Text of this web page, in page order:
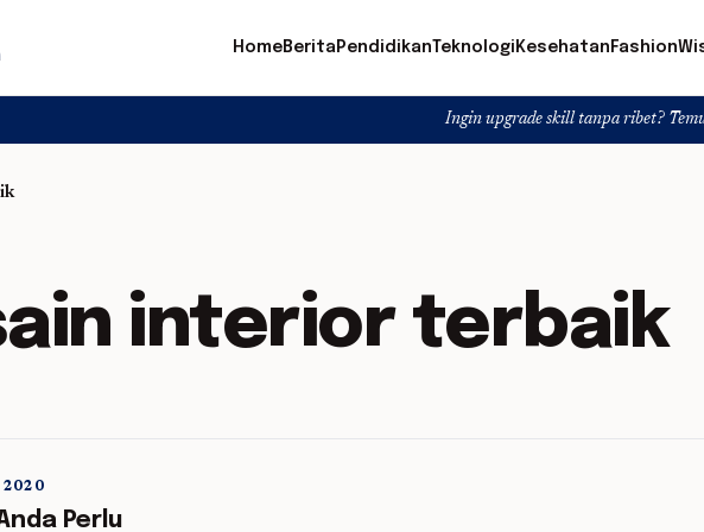
HomeBerita PendidikanTeknologi Kesehatan Fashion
Ingin upgrade skill tanpa ribet? Temukan kelas
interior terbaik
5 min read
2020
Perlu